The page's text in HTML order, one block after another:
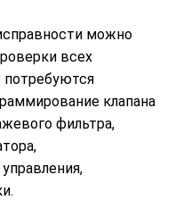
можно
всех
потребуются
клапана
фильтра,